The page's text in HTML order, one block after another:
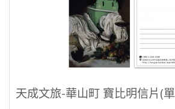
天成文旅-華山町 寶比明信片(